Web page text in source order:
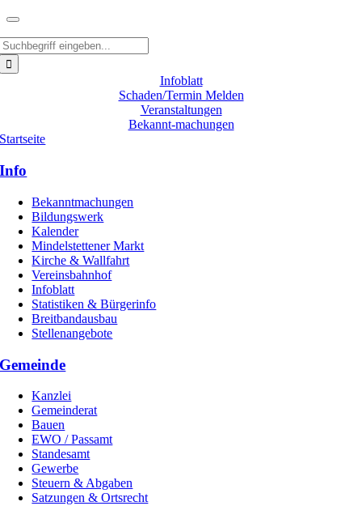
Infoblatt
Schaden/Termin Melden
Veranstaltungen
Bekannt-machungen
Startseite
Info
Bekanntmachungen
Bildungswerk
Kalender
Mindelstettener Markt
Kirche & Wallfahrt
Vereinsbahnhof
Infoblatt
Statistiken & Bürgerinfo
Breitbandausbau
Stellenangebote
Gemeinde
Kanzlei
Gemeinderat
Bauen
EWO / Passamt
Standesamt
Gewerbe
Steuern & Abgaben
Satzungen & Ortsrecht